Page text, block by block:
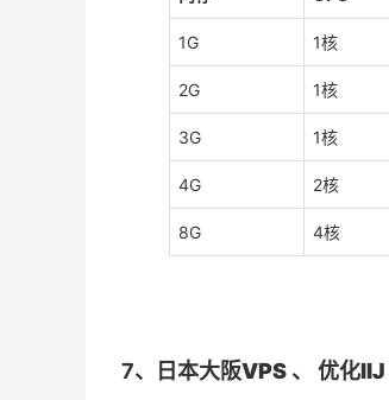
1G 1核
2G 1核
3G 1核
4G 2核
8G 4核
7、 日本大阪VPS 、 优化IIJ